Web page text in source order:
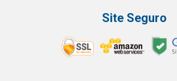
Site Seguro